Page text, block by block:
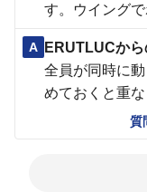
す。ウイング
のウイングの
っている場合
被るときがあ
A
ERUTLUCか
全員が同時に
めておくと重なりにく
に近い選手を
反応するよう
質